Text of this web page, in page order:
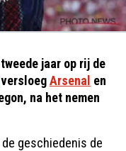
jaar op rij de
versloegArsenal en
na het nemen
geschiedenis de